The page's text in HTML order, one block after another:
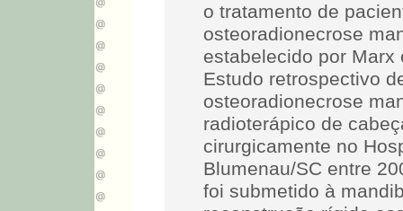
o tratamento de
osteoradionecrose
estabelecido por
Estudo retrospectivo
osteoradionecrose
radioterápico de
cirurgicamente no
Blumenau/SC entre
foi submetido à